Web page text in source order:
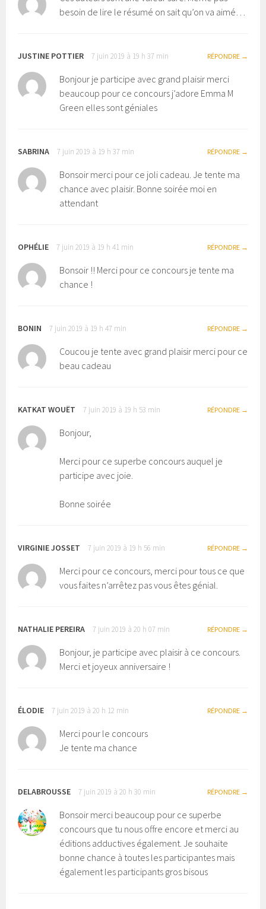
besoin de lire le résumé on sait qu’on va aimé…
JUSTINE POTTIER 7 juin 2019 à 19 h 37 min RÉPONDRE
Bonjour je participe avec grand plaisir merci
beaucoup pour ce concours j’adore Emma M
Green elles sont géniales
SABRINA 7 juin 2019 à 19 h 37 min RÉPONDRE
Bonsoir merci pour ce joli cadeau. Je tente ma
chance avec plaisir. Bonne soirée moi en
attendant
OPHÉLIE 7 juin 2019 à 19 h 41 min RÉPONDRE
Bonsoir !! Merci pour ce concours je tente ma
chance !
BONIN 7 juin 2019 à 19 h 47 min RÉPONDRE
Coucou je tente avec grand plaisir merci pour ce
beau cadeau
KATKAT WOUËT 7 juin 2019 à 19 h 53 min RÉPONDRE
Bonjour,
Merci pour ce superbe concours auquel je
participe avec joie.
Bonne soirée
VIRGINIE JOSSET 7 juin 2019 à 19 h 56 min RÉPONDRE
Merci pour ce concours, merci pour tous ce que
vous faites n’arrêtez pas vous êtes génial.
NATHALIE PEREIRA 7 juin 2019 à 20 h 07 min RÉPONDRE
Bonjour, je participe avec plaisir à ce concours.
Merci et joyeux anniversaire !
ÉLODIE 7 juin 2019 à 20 h 12 min RÉPONDRE
Merci pour le concours
Je tente ma chance
DELABROUSSE 7 juin 2019 à 20 h 30 min RÉPONDRE
Bonsoir merci beaucoup pour ce superbe
concours que tu nous offre encore et merci au
éditions adductives également. Je souhaite
bonne chance à toutes les participantes mais
également les participants gros bisous